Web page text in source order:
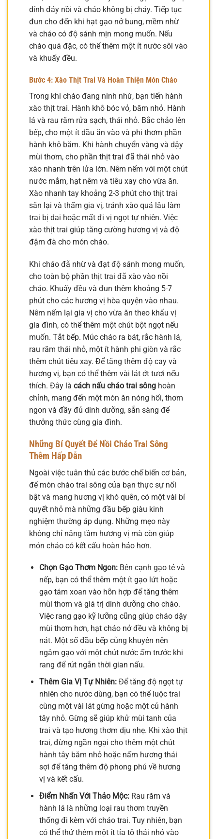
dính đáy nồi và cháo không bị cháy. Tiếp tục
đun cho đến khi hạt gạo nở bung, mềm nhừ
và cháo có độ sánh mịn mong muốn. Nếu
cháo quá đặc, có thể thêm một ít nước sôi vào
và khuấy đều.
Bước 4: Xào Thịt Trai Và Hoàn Thiện Món Cháo
Trong khi cháo đang ninh nhừ, bạn tiến hành
xào thịt trai. Hành khô bóc vỏ, băm nhỏ. Hành
lá và rau răm rửa sạch, thái nhỏ. Bắc chảo lên
bếp, cho một ít dầu ăn vào và phi thơm phần
hành khô băm. Khi hành chuyển vàng và dậy
mùi thơm, cho phần thịt trai đã thái nhỏ vào
xào nhanh trên lửa lớn. Nêm nếm với một chút
nước mắm, hạt nêm và tiêu xay cho vừa ăn.
Xào nhanh tay khoảng 2-3 phút cho thịt trai
săn lại và thấm gia vị, tránh xào quá lâu làm
trai bị dai hoặc mất đi vị ngọt tự nhiên. Việc
xào thịt trai giúp tăng cường hương vị và độ
đậm đà cho món cháo.
Khi cháo đã nhừ và đạt độ sánh mong muốn,
cho toàn bộ phần thịt trai đã xào vào nồi
cháo. Khuấy đều và đun thêm khoảng 5-7
phút cho các hương vị hòa quyện vào nhau.
Nêm nếm lại gia vị cho vừa ăn theo khẩu vị
gia đình, có thể thêm một chút bột ngọt nếu
muốn. Tắt bếp. Múc cháo ra bát, rắc hành lá,
rau răm thái nhỏ, một ít hành phi giòn và rắc
thêm chút tiêu xay. Để tăng thêm độ cay và
hương vị, bạn có thể thêm vài lát ớt tươi nếu
thích. Đây là cách nấu cháo trai sông hoàn
chỉnh, mang đến một món ăn nóng hổi, thơm
ngon và đầy đủ dinh dưỡng, sẵn sàng để
thưởng thức cùng gia đình.
Những Bí Quyết Để Nồi Cháo Trai Sông
Thêm Hấp Dẫn
Ngoài việc tuân thủ các bước chế biến cơ bản,
để món cháo trai sông của bạn thực sự nổi
bật và mang hương vị khó quên, có một vài bí
quyết nhỏ mà những đầu bếp giàu kinh
nghiệm thường áp dụng. Những mẹo này
không chỉ nâng tầm hương vị mà còn giúp
món cháo có kết cấu hoàn hảo hơn.
Chọn Gạo Thơm Ngon:Bên cạnh gạo tẻ và
nếp, bạn có thể thêm một ít gạo lứt hoặc
gạo tám xoan vào hỗn hợp để tăng thêm
mùi thơm và giá trị dinh dưỡng cho cháo.
Việc rang gạo kỹ lưỡng cũng giúp cháo dậy
mùi thơm hơn, hạt cháo nở đều và không bị
nát. Một số đầu bếp cũng khuyên nên
ngâm gạo với một chút nước ấm trước khi
rang để rút ngắn thời gian nấu.
Thêm Gia Vị Tự Nhiên:Để tăng độ ngọt tự
nhiên cho nước dùng, bạn có thể luộc trai
cùng một vài lát gừng hoặc một củ hành
tây nhỏ. Gừng sẽ giúp khử mùi tanh của
trai và tạo hương thơm dịu nhẹ. Khi xào thịt
trai, đừng ngần ngại cho thêm một chút
hành tây băm nhỏ hoặc nấm hương thái
sợi để tăng thêm độ phong phú về hương
vị và kết cấu.
Điểm Nhấn Với Thảo Mộc:Rau răm và
hành lá là những loại rau thơm truyền
thống đi kèm với cháo trai. Tuy nhiên, bạn
có thể thử thêm một ít tía tô thái nhỏ vào